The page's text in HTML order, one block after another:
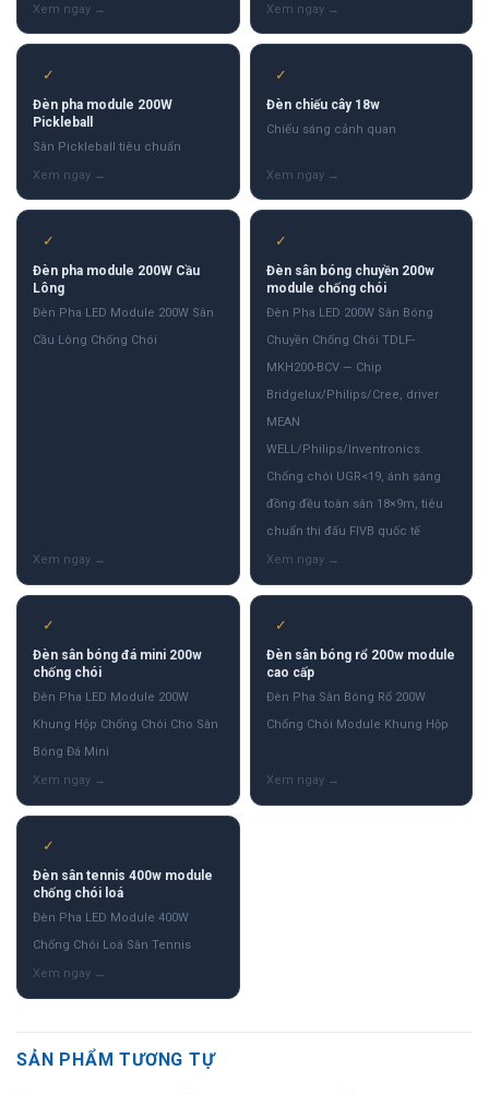
✓
Đèn pha module 200W
Pickleball
Sân Pickleball tiêu chuẩn
✓
Đèn chiếu cây 18w
Chiếu sáng cảnh quan
✓
Đèn pha module 200W Cầu
Lông
Đèn Pha LED Module 200W Sân
Cầu Lông Chống Chói
✓
Đèn sân bóng chuyền 200w
module chống chói
Đèn Pha LED 200W Sân Bóng
Chuyền Chống Chói TDLF-
MKH200-BCV — Chip
Bridgelux/Philips/Cree, driver
MEAN
WELL/Philips/Inventronics.
Chống chói UGR<19, ánh sáng
đồng đều toàn sân 18×9m, tiêu
chuẩn thi đấu FIVB quốc tế
✓
Đèn sân bóng đá mini 200w
chống chói
Đèn Pha LED Module 200W
Khung Hộp Chống Chói Cho Sân
Bóng Đá Mini
✓
Đèn sân bóng rổ 200w module
cao cấp
Đèn Pha Sân Bóng Rổ 200W
Chống Chói Module Khung Hộp
✓
Đèn sân tennis 400w module
chống chói loá
Đèn Pha LED Module 400W
Chống Chói Loá Sân Tennis
SẢN PHẨM TƯƠNG TỰ